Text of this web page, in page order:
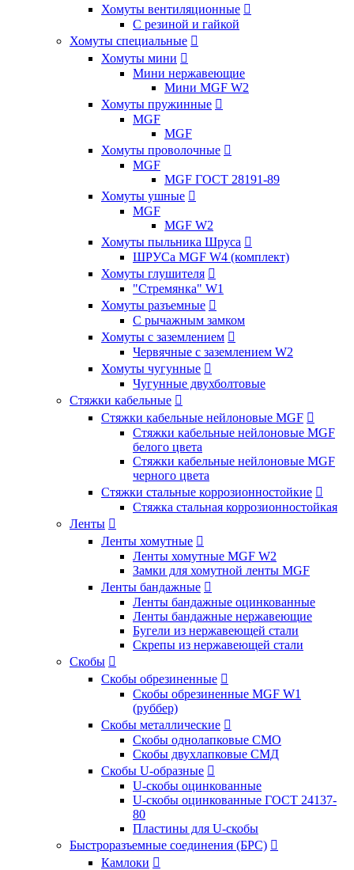
Хомуты вентиляционные 
С резиной и гайкой
Хомуты специальные 
Хомуты мини 
Мини нержавеющие
Мини MGF W2
Хомуты пружинные 
MGF
MGF
Хомуты проволочные 
MGF
MGF ГОСТ 28191-89
Хомуты ушные 
MGF
MGF W2
Хомуты пыльника Шруса 
ШРУСа MGF W4 (комплект)
Хомуты глушителя 
"Стремянка" W1
Хомуты разъемные 
С рычажным замком
Хомуты с заземлением 
Червячные с заземлением W2
Хомуты чугунные 
Чугунные двухболтовые
Стяжки кабельные 
Стяжки кабельные нейлоновые MGF 
Стяжки кабельные нейлоновые MGF
белого цвета
Стяжки кабельные нейлоновые MGF
черного цвета
Стяжки стальные коррозионностойкие 
Стяжка стальная коррозионностойкая
Ленты 
Ленты хомутные 
Ленты хомутные MGF W2
Замки для хомутной ленты MGF
Ленты бандажные 
Ленты бандажные оцинкованные
Ленты бандажные нержавеющие
Бугели из нержавеющей стали
Скрепы из нержавеющей стали
Скобы 
Скобы обрезиненные 
Скобы обрезиненные MGF W1
(руббер)
Скобы металлические 
Скобы однолапковые СМО
Скобы двухлапковые СМД
Скобы U-образные 
U-скобы оцинкованные
U-скобы оцинкованные ГОСТ 24137-
80
Пластины для U-скобы
Быстроразъемные соединения (БРС) 
Камлоки 